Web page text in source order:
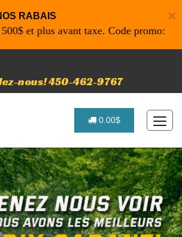
×
RABAIS
plus avant taxe. Code promo: P4616
nous! 450-462-9767
0.00$